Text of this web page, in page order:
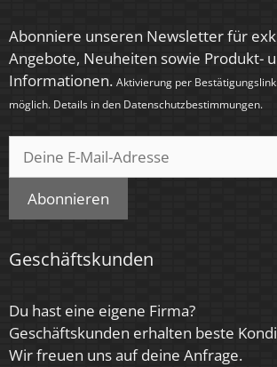
Zündzeit
< 0,5 Sek.
Farbe
Anthrazit & klare Kristalle, Anthrazit
Kristalle, Schwarz & klare Kristalle,
schwarze Kristalle, Weiß & klare
schwarze Kristalle
< 6 SDCM
Energieeffizienzklasse
G
Abonniere unseren Newsletter für
Angebote, Neuheiten sowie Produkt-
Informationen. Aktivierung per
möglich. Details in den Datenschutzbestimmungen.
Abonnieren
Geschäftskunden
Du hast eine eigene Firma?
Geschäftskunden erhalten beste
Wir freuen uns auf deine Anfrage.